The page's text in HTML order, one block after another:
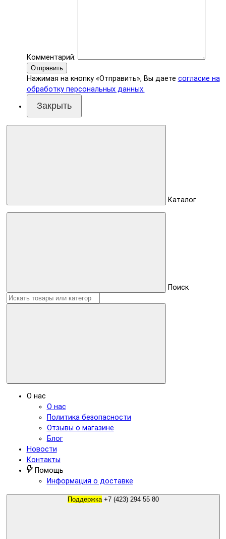
Комментарий:
Отправить
Нажимая на кнопку «Отправить», Вы даете согласие на
обработку персональных данных.
Закрыть
Каталог
Поиск
О нас
О нас
Политика безопасности
Отзывы о магазине
Блог
Новости
Контакты
Помощь
Информация о доставке
Поддержка +7 (423) 294 55 80